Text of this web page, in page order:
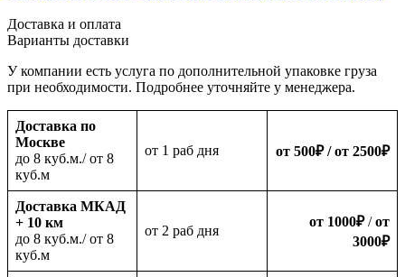
Доставка и оплата
Варианты доставки
У компании есть услуга по дополнительной упаковке груза
при необходимости. Подробнее уточняйте у менеджера.
Доставка по
Москве
до 8 куб.м./ от 8
куб.м
oт 1 раб дня от 500₽/ от 2500₽
Доставка МКАД
+ 10 км
до 8 куб.м./ от 8
куб.м
oт 2 раб дня
от 1000₽/от
3000₽